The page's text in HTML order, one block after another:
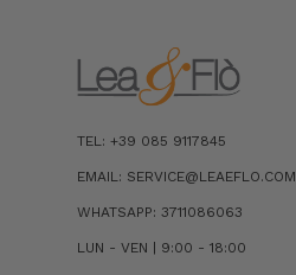
TEL: +39 085 9117845
EMAIL: SERVICE@LEAEFLO.COM
WHATSAPP: 3711086063
LUN - VEN | 9:00 - 18:00